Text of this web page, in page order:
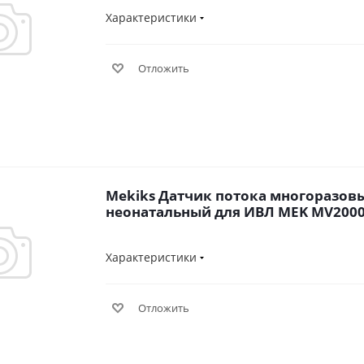
Характеристики
Отложить
Mekiks Датчик потока
неонатальный для ИВЛ MEK MV2000
Характеристики
Отложить